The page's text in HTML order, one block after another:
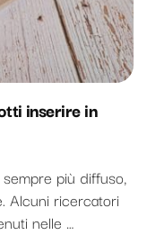
inserire in
più diffuso,
Alcuni ricercatori
nelle …